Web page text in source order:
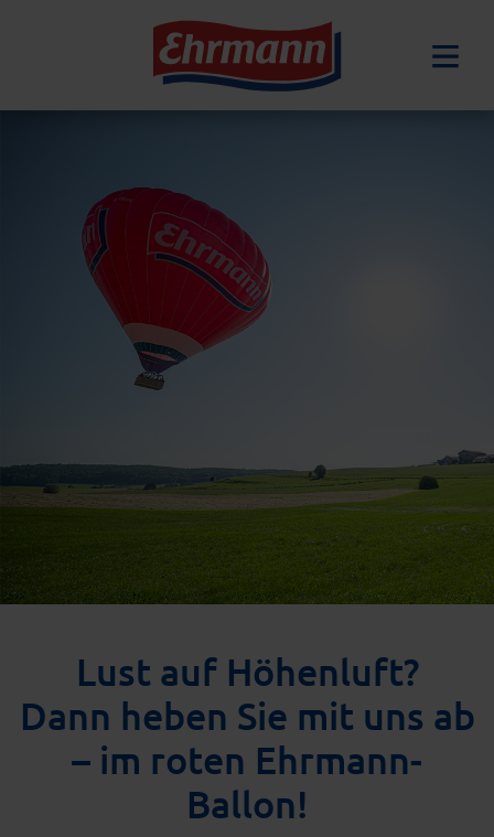
Lust auf Höhenluft?
Dann heben Sie mit uns ab
– im roten Ehrmann-
Ballon!